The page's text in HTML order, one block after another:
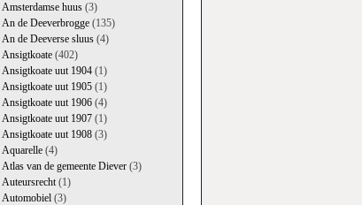
Amsterdamse huus(3)
An de Deeverbrogge(135)
An de Deeverse sluus(4)
Ansigtkoate(402)
Ansigtkoate uut 1904(1)
Ansigtkoate uut 1905(1)
Ansigtkoate uut 1906(4)
Ansigtkoate uut 1907(1)
Ansigtkoate uut 1908(3)
Aquarelle(4)
Atlas van de gemeente Diever(3)
Auteursrecht(1)
Automobiel(3)